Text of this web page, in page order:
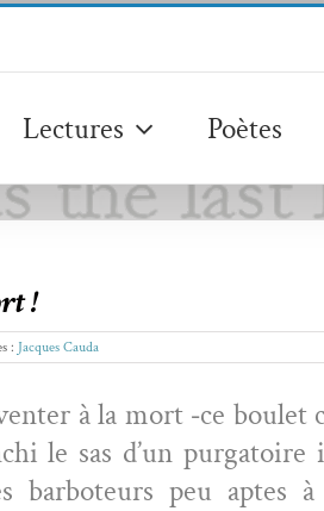
Lectures Poètes
!
: Jacques Cauda
à la mort ‑ce boulet
le sas d’un
bar­bo­teurs peu aptes